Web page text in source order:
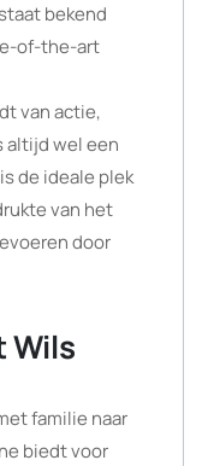
bekend
of-the-art
van actie,
altijd wel een
de ideale plek
van het
door
Wils
familie naar
biedt voor